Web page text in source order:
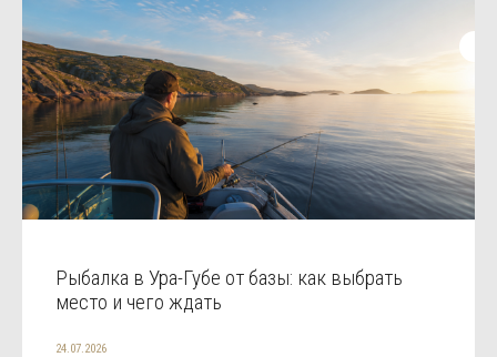
Рыбалка в Ура-Губе от базы: как выбрать
место и чего ждать
24.07.2026